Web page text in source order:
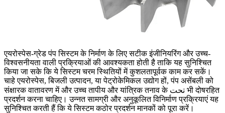
एयरोस्पेस-ग्रेड पंप सिस्टम के निर्माण के लिए सटीक इंजीनियरिंग और उच्च-
विश्वसनीयता वाली प्रक्रियाओं की आवश्यकता होती है ताकि यह सुनिश्चित
किया जा सके कि ये सिस्टम चरम स्थितियों में कुशलतापूर्वक काम कर सकें।
चाहे एयरोस्पेस, बिजली उत्पादन, या पेट्रोकेमिकल उद्योग हों, पंप असेंबली को
संक्षारक वातावरण में और उच्च तापीय और यांत्रिक तनाव के تحت भी दोषरहित
प्रदर्शन करना चाहिए। उन्नत सामग्री और अनुकूलित विनिर्माण प्रक्रियाएं यह
सुनिश्चित करती हैं कि ये सिस्टम कठोर प्रदर्शन मानकों को पूरा करें।